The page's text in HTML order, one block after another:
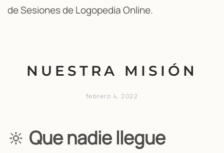
de Sesiones de Logopedia Online.
NUESTRA MISIÓN
febrero 4, 2022
🔆 Que nadie llegue